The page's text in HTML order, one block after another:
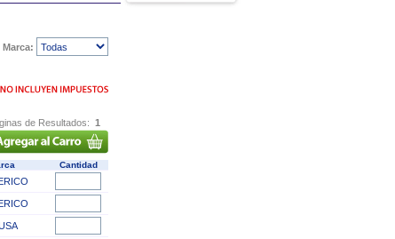
Marca:
de Resultados: 1
Cantidad